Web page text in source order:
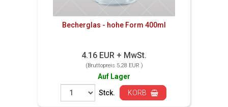
Becherglas - hohe Form 400ml
4.16 EUR + MwSt.
(Bruttopreis 5.28 EUR )
Auf Lager
Stck.
KORB